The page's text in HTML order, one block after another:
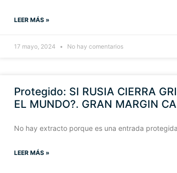
LEER MÁS »
17 mayo, 2024 No hay comentarios
Protegido: SI RUSIA CIERRA
EL MUNDO?. GRAN MARGIN
No hay extracto porque es una entrada
LEER MÁS »